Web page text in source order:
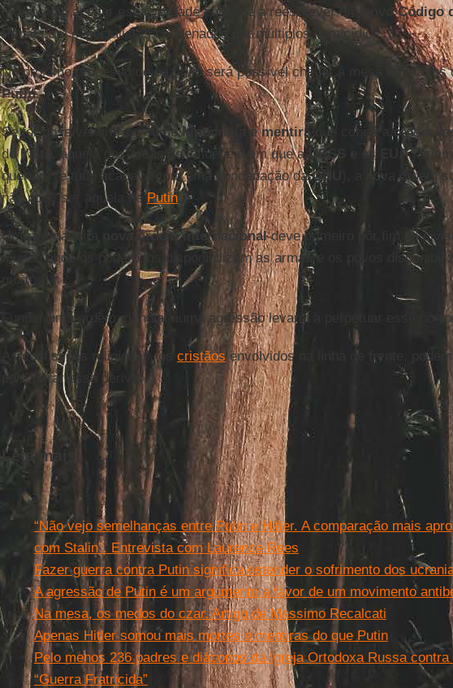
moral. Não aceitar essa verdade equivale a reescrever um
novo Código
Penalcom especialistas condenados por múltiplos homicídios.
No próximo processo de paz não será possível chegar à mesa de braços
Putin.
Se for possível tirar o véu dehipocrisia ementiraque cobria a ordem
deYalta , aquela das áreas de influência em que aURSS e os EUA
queriam (e tudo acabava com uma condenação daONU
), a nova ordem
não pode ser aquela dePutin.
Uma verdadeira nova ordem internacionaldeve primeiro pôr fim às
mundo onde os poderosos disponibilizam as armas e os povos
mortos.
Fundar uma ordem mundial numa agressão levaria a perpetuar esse
As confissões religiosas, os cristãos envolvidos na linha de frente,
para parar essa deriva.
Leia mais
“Não vejo semelhanças entre Putin e Hitler. A comparação mais
com Stalin”. Entrevista com Laurence Rees
Fazer guerra contra Putin significa estender o sofrimento dos
A agressão de Putin é um argumento a favor de um movimento
Na mesa, os medos do czar. Artigo de Massimo Recalcati
Apenas Hitler somou mais mortes e mentiras do que Putin
Pelo menos 236 padres e diáconos da Igreja Ortodoxa Russa contra
“Guerra Fratricida”